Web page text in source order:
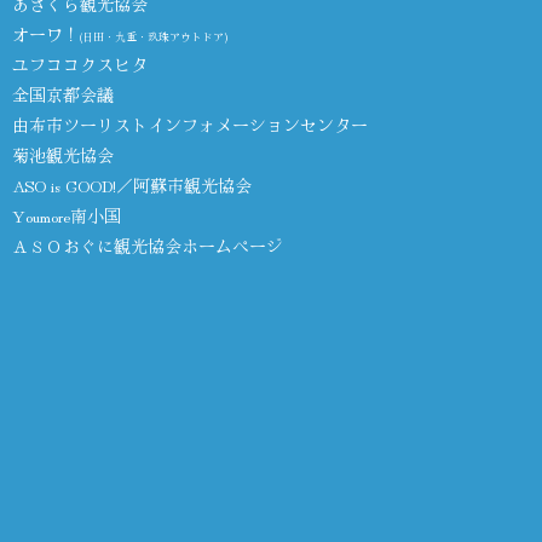
オーワ！ (日田・九重・玖珠アウトドア)
ユフココクスヒタ
全国京都会議
由布市ツーリストインフォメーションセンター
菊池観光協会
ASO is GOOD!／阿蘇市観光協会
Youmore南小国
ＡＳＯおぐに観光協会ホームページ